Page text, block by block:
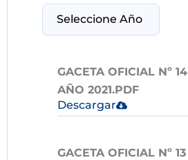
GACETA OFICIAL Nº 14
AÑO 2021.PDF
Descargar
GACETA OFICIAL Nº 13